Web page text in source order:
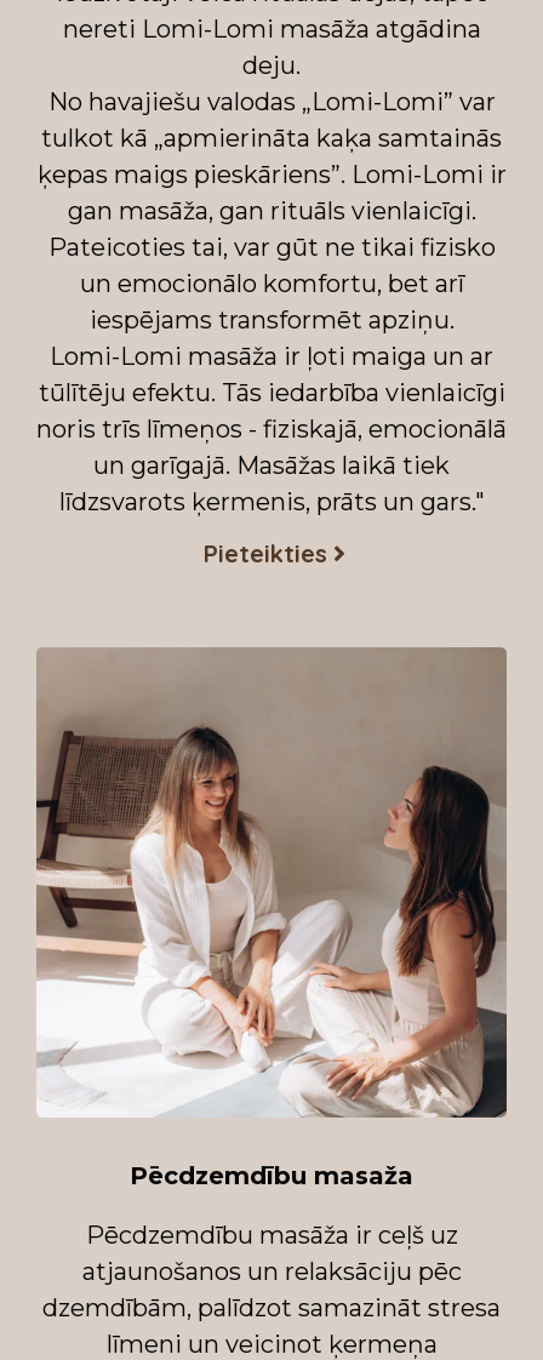
nereti Lomi-Lomi masāža atgādina
deju.
No havajiešu valodas „Lomi-Lomi” var
tulkot kā „apmierināta kaķa samtainās
ķepas maigs pieskāriens”. Lomi-Lomi ir
gan masāža, gan rituāls vienlaicīgi.
Pateicoties tai, var gūt ne tikai fizisko
un emocionālo komfortu, bet arī
iespējams transformēt apziņu.
Lomi-Lomi masāža ir ļoti maiga un ar
tūlītēju efektu. Tās iedarbība vienlaicīgi
noris trīs līmeņos - fiziskajā, emocionālā
un garīgajā. Masāžas laikā tiek
līdzsvarots ķermenis, prāts un gars."
Pieteikties
Pēcdzemdību masaža
Pēcdzemdību masāža ir ceļš uz
atjaunošanos un relaksāciju pēc
dzemdībām, palīdzot samazināt stresa
līmeni un veicinot ķermeņa